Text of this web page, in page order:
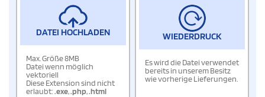
DATEI HOCHLADEN
Max. Größe 8MB
Datei wenn möglich
vektoriell
Diese Extension sind nicht
erlaubt:.exe,.php,.html
WIEDERDRUCK
Es wird die Datei verwendet
bereits in unserem Besitz
wie vorherige Lieferungen.